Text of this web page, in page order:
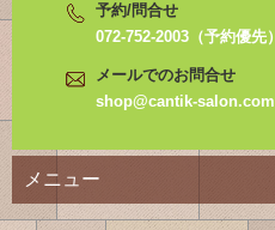
予約/問合せ
072-752-2003（予約優先）
メールでのお問合せ
shop@cantik-salon.com
メニュー